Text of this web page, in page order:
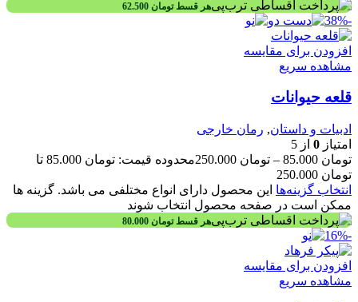
هر قسطتومان
-38%
افزودن برای مقایسه
مشاهده سریع
قلعه حیوانات
ادبیات و داستان, رمان خارجی
امتیاز 0 از 5
تومان
– تومان
محدوده قیمت: تومان 85.000 تا
تومان 250.000
انتخاب گزینه‌ها این محصول دارای انواع مختلفی می باشد. گزینه ها
ممکن است در صفحه محصول انتخاب شوند
هر قسطتومان
-16%
افزودن برای مقایسه
مشاهده سریع